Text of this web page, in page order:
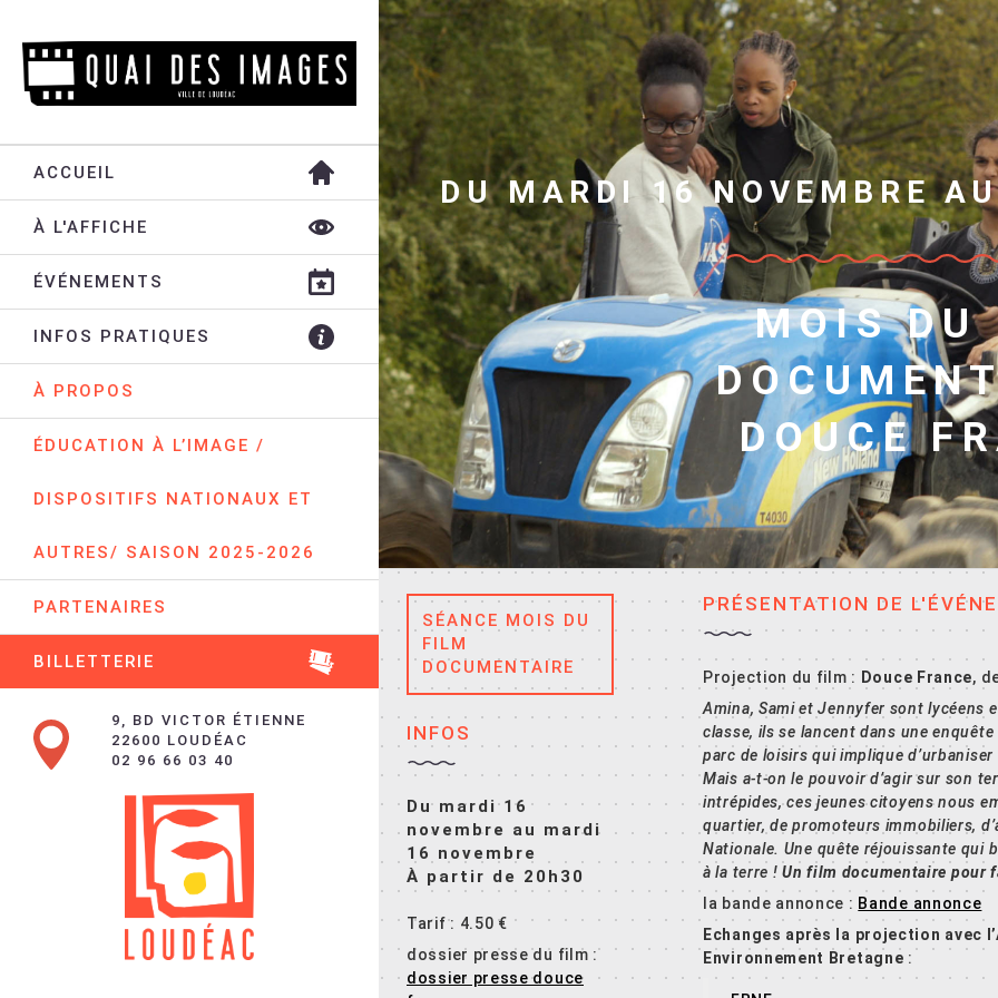
ACCUEIL
À L'AFFICHE
ÉVÉNEMENTS
INFOS PRATIQUES
À PROPOS
ÉDUCATION À L’IMAGE /
DISPOSITIFS NATIONAUX ET
AUTRES/ SAISON 2025-2026
PARTENAIRES
BILLETTERIE
9, BD VICTOR ÉTIENNE
22600 LOUDÉAC
02 96 66 03 40
DU MARDI 16 NOVEMBRE
MOIS DU
DOUCE
SÉANCE MOIS DU
FILM
DOCUMENTAIRE
INFOS
Du mardi 16
novembre au mardi
16 novembre
À partir de 20h30
Tarif : 4.50 €
dossier presse du film :
dossier presse douce
PRÉSENTATION DE
Projection du film : Douce France,
Amina, Sami et Jennyfer sont lycéens
classe, ils se lancent dans une
parc de loisirs qui implique
Mais a-t-on le pouvoir d’agir sur son
intrépides, ces jeunes citoyens nous
quartier, de promoteurs immobiliers,
Nationale. Une quête réjouissante qui
à la terre !Un film documentaire pour
la bande annonce : Bande annonce
Echanges après la projection avec
Environnement Bretagne :